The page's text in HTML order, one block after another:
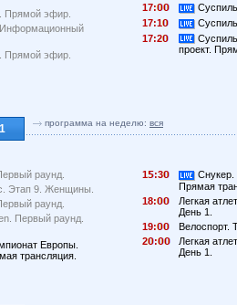
Прямой эфир.
Прямой эфир.
17:
17:1
17:2
проект.
программа на неделю: вся
раунд.
Этап 9. Женщины.
раунд.
Первый раунд.
Европы.
трансляция.
1 :3
Снукер.
Прямая
18:
Легкая
День 1.
19:
Велоспорт.
2
:
Легкая
День 1.